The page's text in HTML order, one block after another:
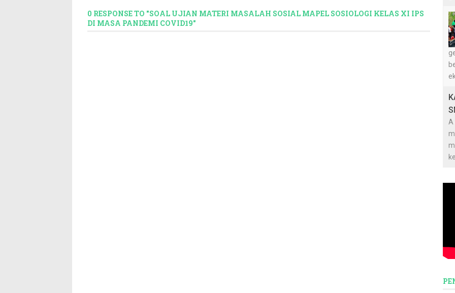
0 RESPONSE TO "SOAL UJIAN MATERI MASALAH SOSIAL MAPEL SOSIOLOGI KELAS XI IPS
DI MASA PANDEMI COVID19"
A